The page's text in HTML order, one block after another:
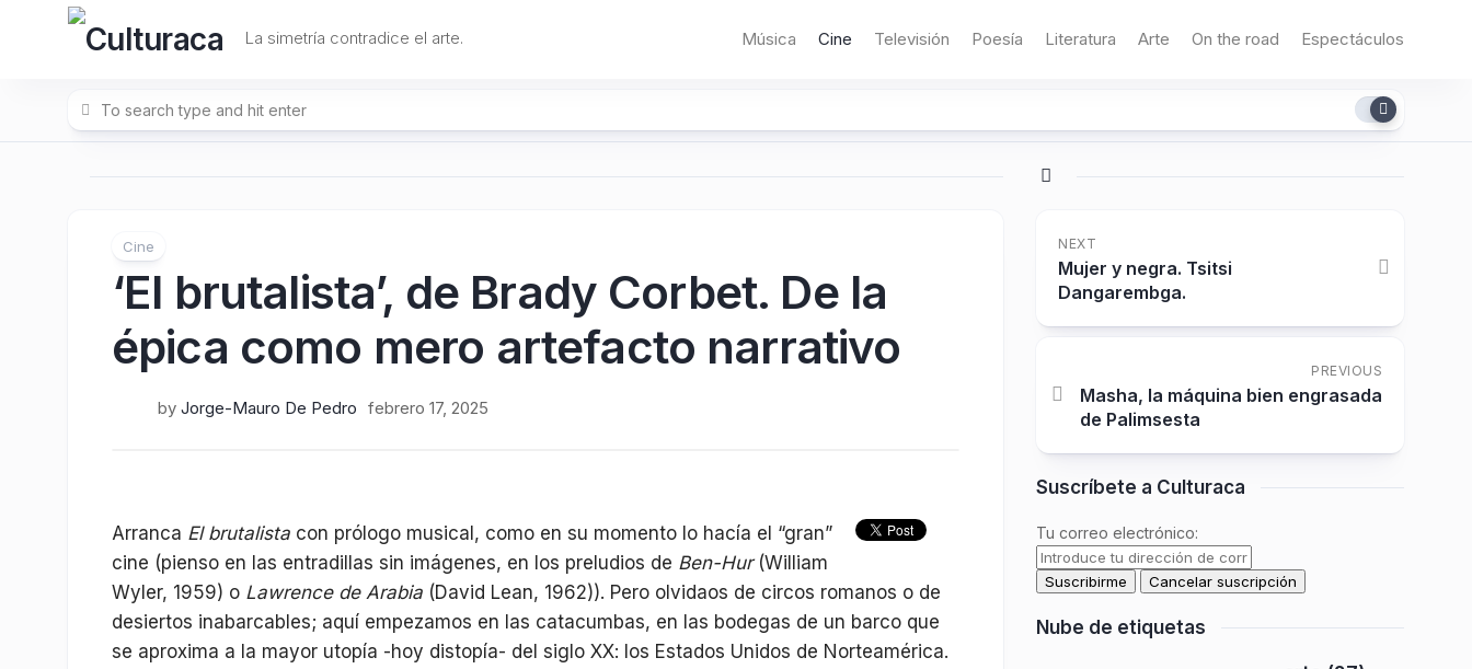
La simetría contradice el arte. Música Cine Televisión Poesía Literatura Arte On the road Espectáculos
Cine
‘El brutalista’, de Brady Corbet. De la
épica como mero artefacto narrativo
by Jorge-Mauro De Pedro febrero 17, 2025
Arranca El brutalista con prólogo musical, como en su momento lo hacía el “gran”
cine (pienso en las entradillas sin imágenes, en los preludios de Ben-Hur(William
Wyler, 1959) o Lawrence de Arabia (David Lean, 1962)). Pero olvidaos de circos romanos o de
desiertos inabarcables; aquí empezamos en las catacumbas, en las bodegas de un barco que
se aproxima a la mayor utopía -hoy distopía- del siglo XX: los Estados Unidos de Norteamérica.
NEXT
Mujer y negra. Tsitsi
Dangarembga.
PREVIOUS
Masha, la máquina bien engrasada
de Palimsesta
Suscríbete a Culturaca
Tu correo electrónico:
Nube de etiquetas